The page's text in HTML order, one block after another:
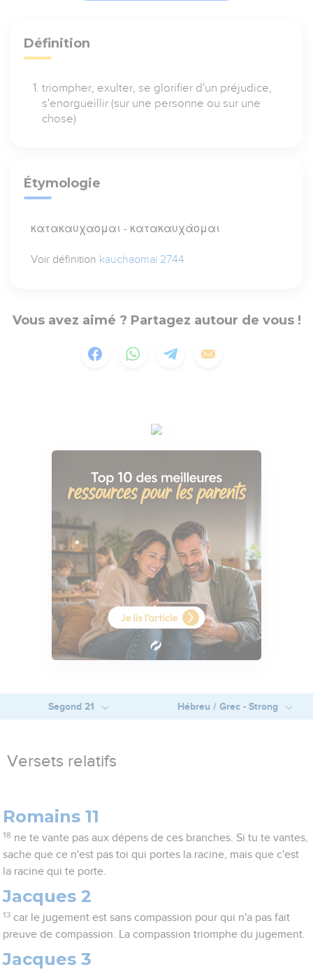
Définition
triompher, exulter, se glorifier d'un préjudice,
s'enorgueillir (sur une personne ou sur une
chose)
Étymologie
κατακαυχαομαι - κατακαυχάομαι
Voir définition kauchaomai 2744
Vous avez aimé ? Partagez autour de vous !
Segond 21 Hébreu / Grec - Strong
Versets relatifs
Romains 11
18 ne te vante pas aux dépens de ces branches. Si tu te vantes,
sache que ce n'est pas toi qui portes la racine, mais que c'est
la racine qui te porte.
Jacques 2
13 car le jugement est sans compassion pour qui n'a pas fait
preuve de compassion. La compassion triomphe du jugement.
Jacques 3